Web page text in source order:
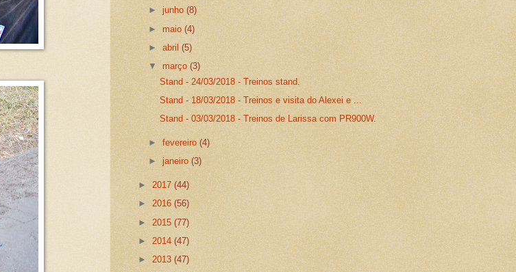
►junho (8)
►maio(4)
►abril(5)
▼março(3)
Stand - 24/03/2018 - Treinos stand.
Stand - 18/03/2018 - Treinos e visita do Alexei e ...
Stand - 03/03/2018 - Treinos de Larissa com PR900W.
►fevereiro(4)
► janeiro(3)
► 2017 (44)
► 2016 (56)
► 2015 (77)
► 2014 (47)
► 2013 (47)